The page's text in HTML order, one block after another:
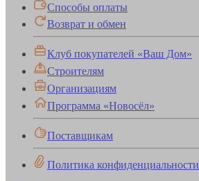
Способы оплаты
Возврат и обмен
Клуб покупателей «Ваш Дом»
Строителям
Организациям
Программа «Новосёл»
Поставщикам
Политика конфиденциальности